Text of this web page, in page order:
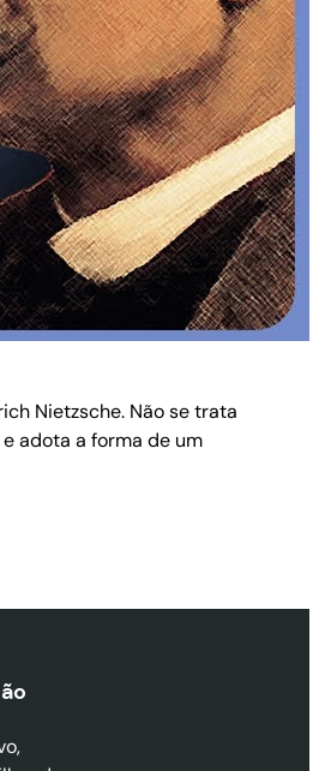
Nietzsche. Não se trata
adota a forma de um
o